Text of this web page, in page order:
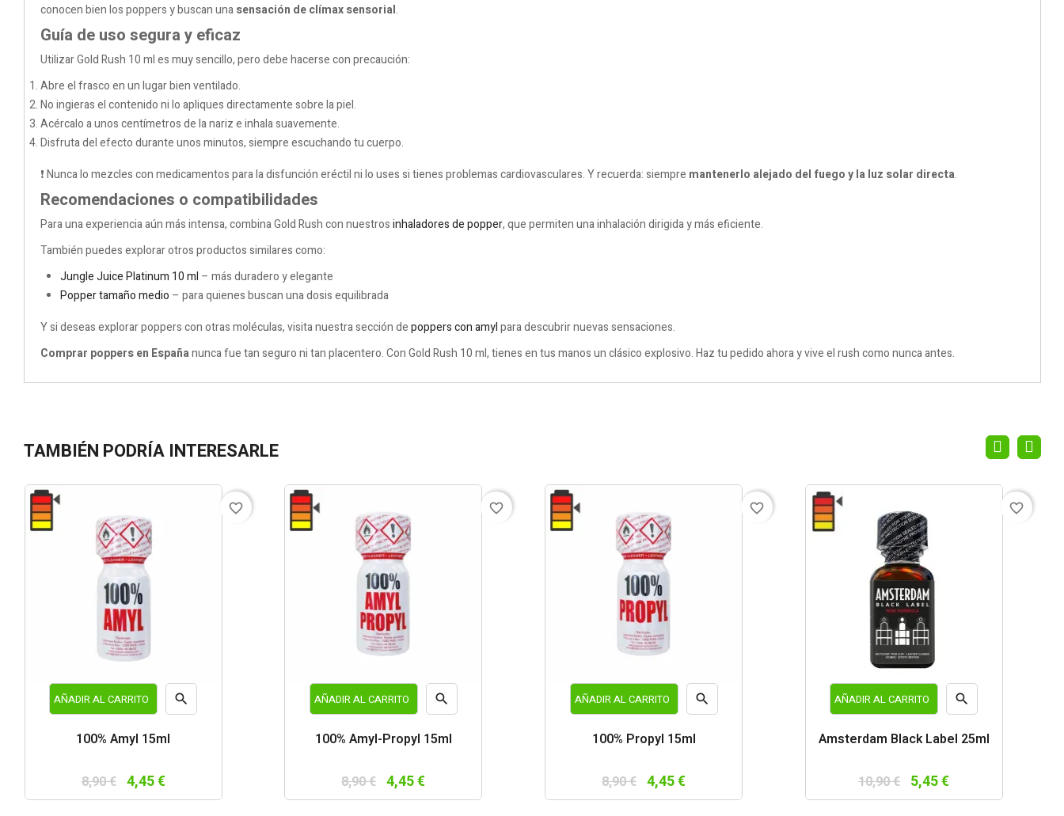
conocen bien los poppers y buscan unasensación de clímax sensorial.
Guía de uso segura y eficaz
Utilizar Gold Rush 10 ml es muy sencillo, pero debe hacerse con precaución:
Abre el frasco en un lugar bien ventilado.
No ingieras el contenido ni lo apliques directamente sobre la piel.
Acércalo a unos centímetros de la nariz e inhala suavemente.
Disfruta del efecto durante unos minutos, siempre escuchando tu cuerpo.
❗ Nunca lo mezcles con medicamentos para la disfunción eréctil ni lo uses si tienes problemas cardiovasculares. Y recuerda: siempre mantenerlo alejado del fuego y la luz solar directa.
Recomendaciones o compatibilidades
Para una experiencia aún más intensa, combina Gold Rush con nuestrosinhaladores de popper, que permiten una inhalación dirigida y más eficiente.
También puedes explorar otros productos similares como:
Jungle Juice Platinum 10 ml – más duradero y elegante
Popper tamaño medio – para quienes buscan una dosis equilibrada
Y si deseas explorar poppers con otras moléculas, visita nuestra sección depoppers con amylpara descubrir nuevas sensaciones.
Comprar poppers en Españanunca fue tan seguro ni tan placentero. Con Gold Rush 10 ml, tienes en tus manos un clásico explosivo. Haz tu pedido ahora y vive el rush como nunca antes.
TAMBIÉN PODRÍA INTERESARLE
AÑADIR AL CARRITO 
100% Amyl 15ml
8,90 € 4,45 €
favorite_border
AÑADIR AL CARRITO 
100% Amyl-Propyl 15ml
8,90 € 4,45 €
favorite_border
AÑADIR AL CARRITO 
100% Propyl 15ml
8,90 € 4,45 €
favorite_border
AÑADIR AL CARRITO 
Amsterdam Black Label 25ml
10,90 € 5,45 €
favorite_border